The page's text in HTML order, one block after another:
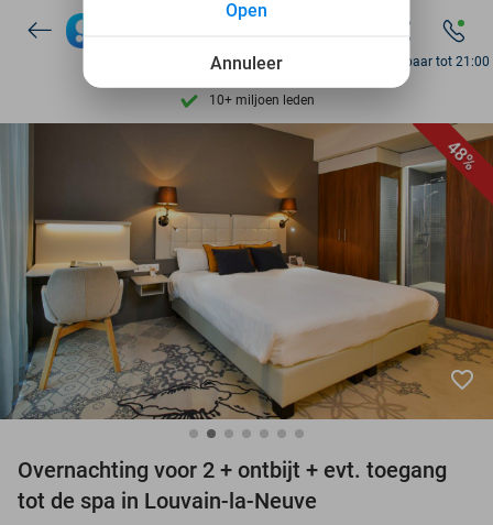
7 dagen per week beschikbaar
10+ miljoen leden
9,4 op basis van
Ontdek 15.000+ deals
7 dagen per week beschikbaar
10+ miljoen leden
Bereikbaar tot 21:00
48%
favorite_border
Overnachting voor 2 + ontbijt + evt. toegang
tot de spa in Louvain-la-Neuve
Annuleer
Open